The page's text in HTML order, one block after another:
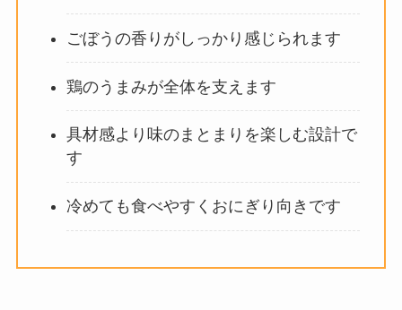
ごぼうの香りがしっかり感じられます
鶏のうまみが全体を支えます
具材感より味のまとまりを楽しむ設計で
す
冷めても食べやすくおにぎり向きです